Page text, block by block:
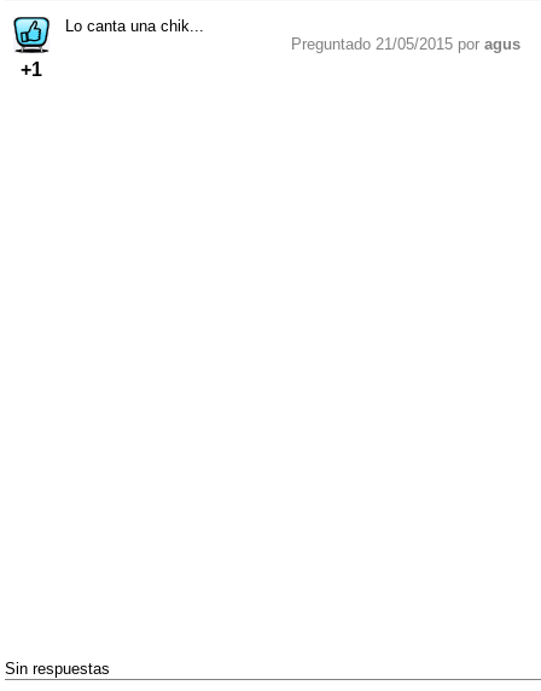
+1
Lo canta una chik...
Preguntado 21/05/2015 por agus
Sin respuestas